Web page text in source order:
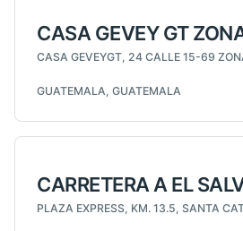
CASA GEVEY GT
CASA GEVEYGT, 24 CALLE 15-69
GUATEMALA, GUATEMALA
CARRETERA A EL
PLAZA EXPRESS, KM. 13.5, SANTA